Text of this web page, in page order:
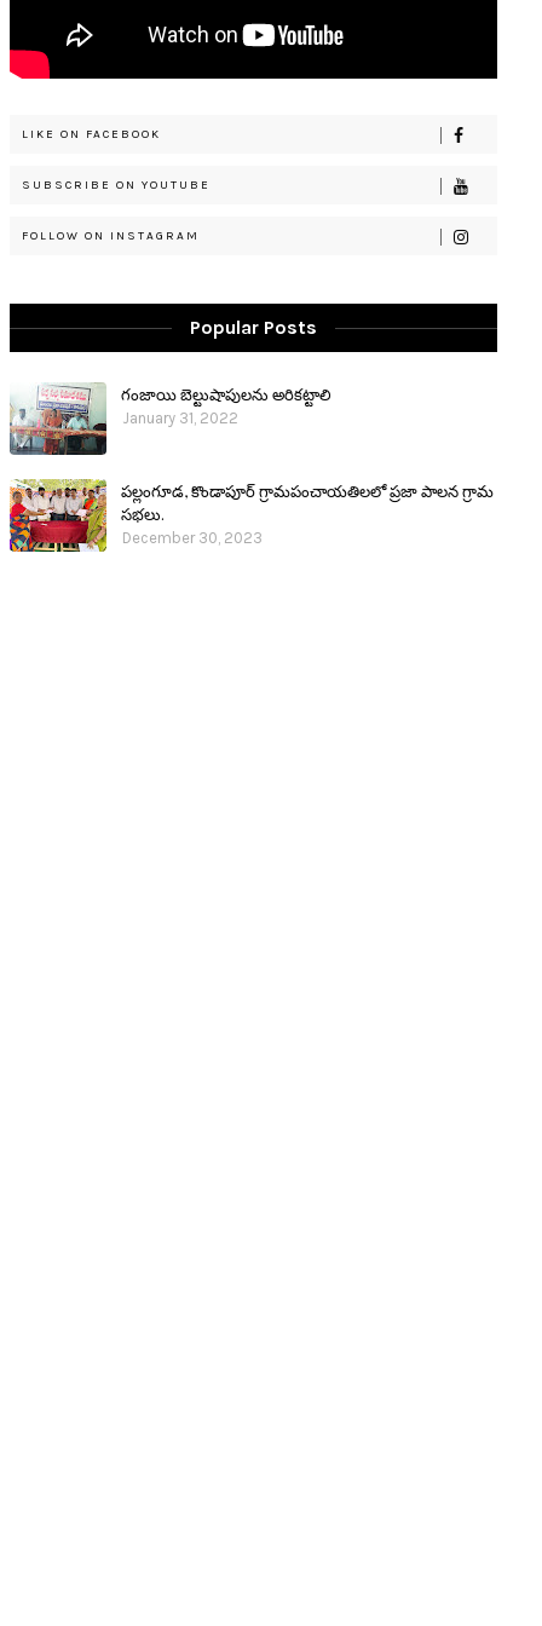
LIKE ON FACEBOOK
SUBSCRIBE ON YOUTUBE
FOLLOW ON INSTAGRAM
Popular Posts
గంజాయి బెల్టుషాపులను అరికట్టాలి
January 31, 2022
పల్లంగూడ, కొండాపూర్ గ్రామపంచాయతిలలో ప్రజా పాలన గ్రామ
సభలు.
December 30, 2023